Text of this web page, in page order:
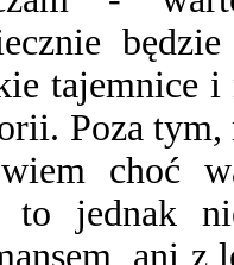
tajemnice
Poza tym,
choć
to jednak
ani z